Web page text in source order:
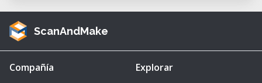
Parfaite pour les débutants et adaptée à un
apprentissage progressif.
grâce à l’arbre de construction.
ScanAndMake
Compañía Explorar